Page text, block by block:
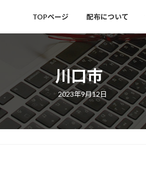
TOPページ 配布について
川口市
最
終
更
新
日
時
2023年9月12日